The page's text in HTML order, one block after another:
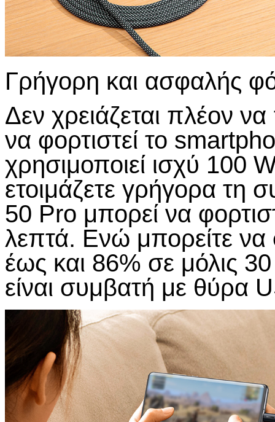
Γρήγορη και ασφαλής
Δεν χρειάζεται πλέον να
να φορτιστεί το
χρησιμοποιεί ισχύ 100
ετοιμάζετε γρήγορα τη
50 Pro μπορεί να
λεπτά. Ενώ μπορείτε να
έως και 86% σε μόλις
είναι συμβατή με θύρα